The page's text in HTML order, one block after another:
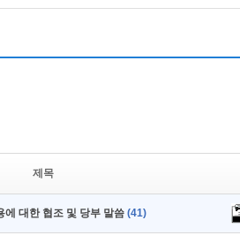
제목
에 대한 협조 및 당부 말씀 (41)